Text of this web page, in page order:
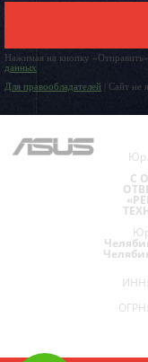
Нажимая на кнопку
данных
Для правообладателей | Сайт не
С
ИНН:
ОГРН: